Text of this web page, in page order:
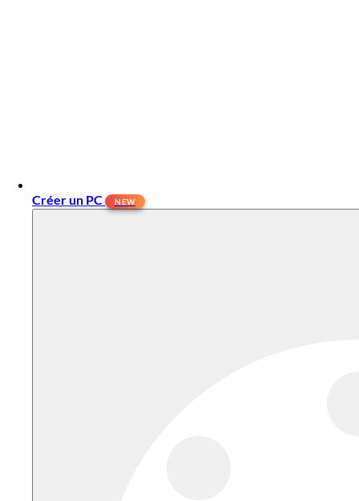
Créer un PC NEW